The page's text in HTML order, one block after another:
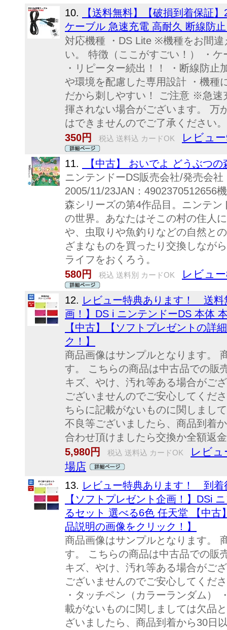
10.
【送料無料】【破損到着保証
ケーブル 急速充電 高耐久 断線防
対応機種 ・DS Lite ※機種をお間
い。 特徴（ここがすごい！） ・
・リピーター続出！！ ・断線防
や環境を配慮した専用設計 ・機種
だから刺しやすい！ ご注意 ※急速
揮されない場合がございます。 万
はできませんのでご了承ください
350円
税込 送料込 カードOK レビュ
11.
【中古】 おいでよ どうぶつ
ニンテンドーDS販売会社/発売会
2005/11/23JAN：4902370512656
森シリーズの第4作品目。ニンテ
の世界。あなたはそこの村の住人
や、虫取りや魚釣りなどの自然と
ざまなものを買ったり交換しなが
ライフをおくろう。
580円
税込 送料別 カードOK レビュ
12. レビュー特典あります！ 送料
画！】DS i ニンテンドーDS 本体
【中古】【ソフトプレゼントの詳
ク！】
商品画像はサンプルとなります。
す。 こちらの商品は中古品での販
キズ、やけ、汚れ等ある場合がご
ございませんのでご安心してくだ
ちらに記載がないものに関しまし
不良等ございましたら、商品到着
合わせ頂けましたら交換か全額返
5,980円
税込 送料込 カードOK
レビュ
場店
13. レビュー特典あります！ 到着
【ソフトプレゼント企画！】DSi
るセット 選べる6色 任天堂 【中
品説明の画像をクリック！】
商品画像はサンプルとなります。
す。 こちらの商品は中古品での販
キズ、やけ、汚れ等ある場合がご
ございませんのでご安心してくだ
・タッチペン（カラーランダム）
載がないものに関しましては欠品
ざいましたら、商品到着から30日